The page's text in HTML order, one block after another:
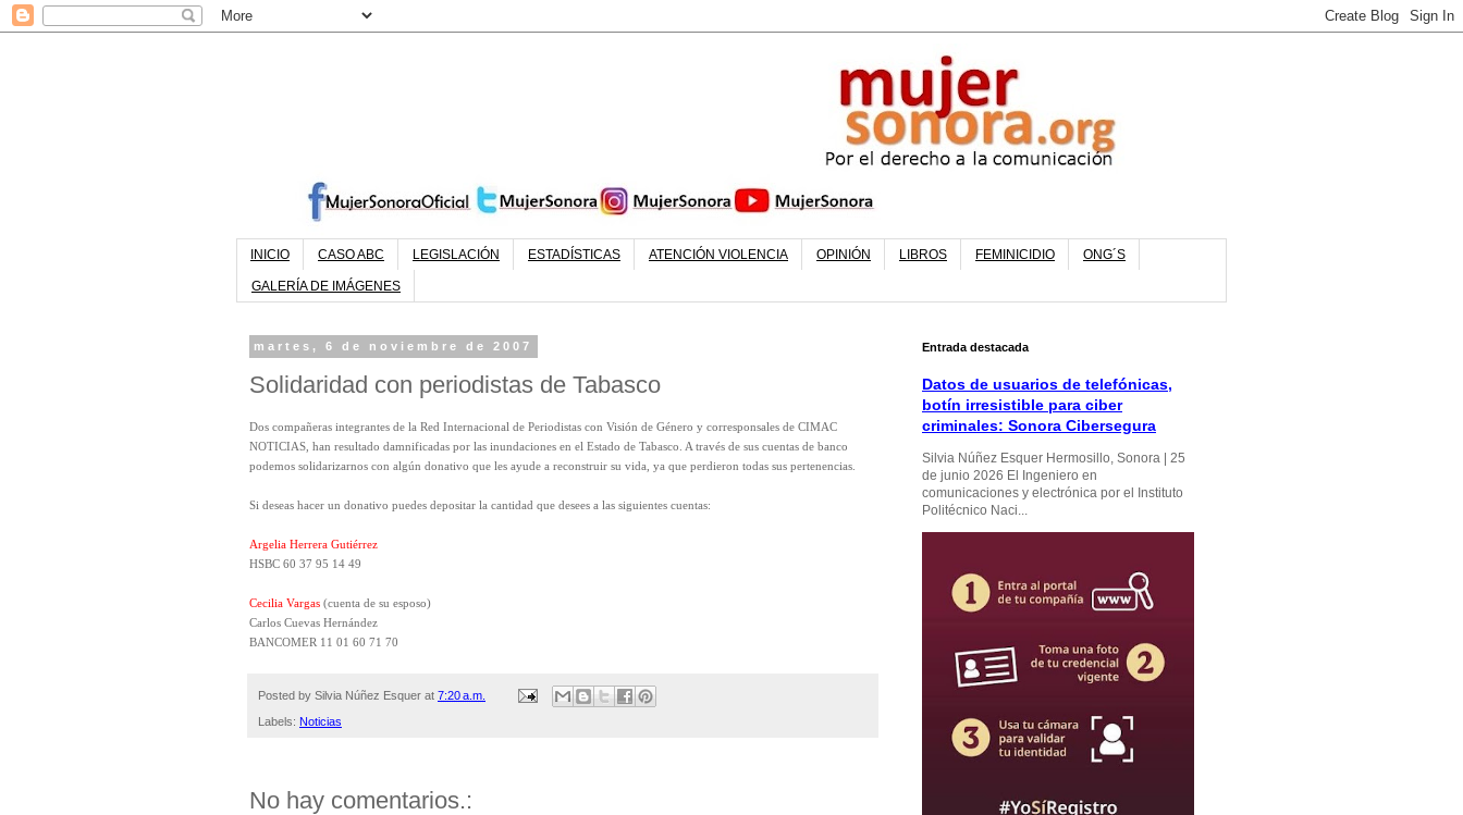
INICIO CASO ABC LEGISLACIÓN ESTADÍSTICAS ATENCIÓN VIOLENCIA OPINIÓN LIBROS FEMINICIDIO ONG´S
GALERÍA DE IMÁGENES
martes, 6 de noviembre de 2007
Solidaridad con periodistas de Tabasco
Dos compañeras integrantes de la Red Internacional de Periodistas con Visión de Género y corresponsales de CIMAC
NOTICIAS, han resultado damnificadas por las inundaciones en el Estado de Tabasco. A través de sus cuentas de banco
podemos solidarizarnos con algún donativo que les ayude a reconstruir su vida, ya que perdieron todas sus pertenencias.
Si deseas hacer un donativo puedes depositar la cantidad que desees a las siguientes cuentas:
Argelia Herrera Gutiérrez
HSBC 60 37 95 14 49
Cecilia Vargas (cuenta de su esposo)
Carlos Cuevas Hernández
BANCOMER 11 01 60 71 70
Posted by Silvia Núñez Esquer at 7:20 a.m.
Labels: Noticias
No hay comentarios.:
Entrada destacada
Datos de usuarios de telefónicas,
botín irresistible para ciber
criminales: Sonora Cibersegura
Silvia Núñez Esquer Hermosillo, Sonora | 25
de junio 2026 El Ingeniero en
comunicaciones y electrónica por el Instituto
Politécnico Naci...